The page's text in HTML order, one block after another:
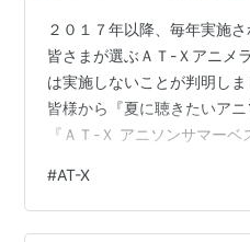
２０１７年以降、毎年実施
皆さまが選ぶＡＴ-Ｘアニメ
は実施しないことが判明し
皆様から『夏に聴きたいア
『ＡＴ-Ｘ アニソンサマー
ｃｅｌｌ 『♪君の知らない物
コトは置いておいて…、今
#AT-X